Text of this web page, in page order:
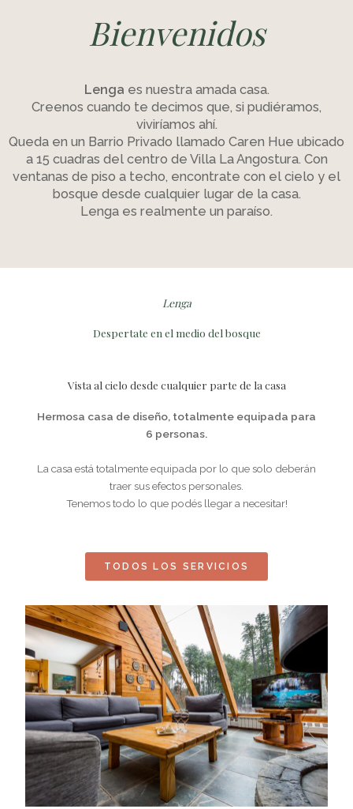
Bienvenidos
Lenga es nuestra amada casa.
Creenos cuando te decimos que, si pudiéramos,
viviríamos ahí.
Queda en un Barrio Privado llamado Caren Hue ubicado
a 15 cuadras del centro de Villa La Angostura. Con
ventanas de piso a techo, encontrate con el cielo y el
bosque desde cualquier lugar de la casa.
Lenga es realmente un paraíso.
Lenga
Despertate en el medio del bosque
Vista al cielo desde cualquier parte de la casa
Hermosa casa de diseño, totalmente equipada para
6 personas.
La casa está totalmente equipada por lo que solo deberán
traer sus efectos personales.
Tenemos todo lo que podés llegar a necesitar!
TODOS LOS SERVICIOS